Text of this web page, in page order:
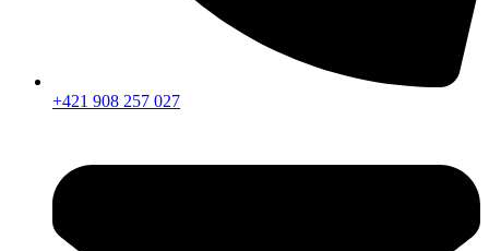
+421 908 257 027